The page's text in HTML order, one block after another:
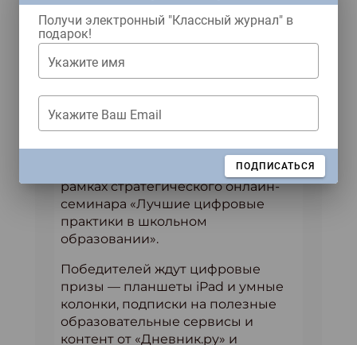
секретарь «Дневник.ру»
Екатерина Мантуленко.
Теперь полуфиналистам
предстоят онлайн-защиты
конкурсных работ перед
коллегами и экспертным жюри,
после чего будут определены
победители конкурса в каждой
номинации, которых объявят в
рамках стратегического онлайн-
семинара «Лучшие цифровые
практики в школьном
образовании».
Победителей ждут цифровые
призы — планшеты iPad и умные
колонки, подписки на полезные
образовательные сервисы и
контент от «Дневник.ру» и
Получи электронный "Классный журнал" в
подарок!
Укажите имя
Укажите Ваш Email
ПОДПИСАТЬСЯ